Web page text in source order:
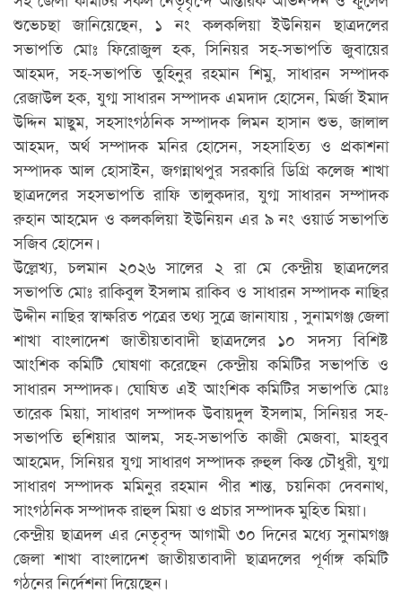
শুভেচছা জানিয়েছেন, ১ নং কলকলিয়া ইউনিয়ন ছাত্রদলের
সভাপতি মোঃ ফিরোজুল হক, সিনিয়র সহ-সভাপতি জুবায়ের
আহমদ, সহ-সভাপতি তুহিনুর রহমান শিমু, সাধারন সম্পাদক
রেজাউল হক, যুগ্ম সাধারন সম্পাদক এমদাদ হোসেন, মির্জা ইমাদ
উদ্দিন মাছুম, সহসাংগঠনিক সম্পাদক লিমন হাসান শুভ, জালাল
আহমদ, অর্থ সম্পাদক মনির হোসেন, সহসাহিত্য ও প্রকাশনা
সম্পাদক আল হোসাইন, জগন্নাথপুর সরকারি ডিগ্রি কলেজ শাখা
ছাত্রদলের সহসভাপতি রাফি তালুকদার, যুগ্ম সাধারন সম্পাদক
রুহান আহমেদ ও কলকলিয়া ইউনিয়ন এর ৯ নং ওয়ার্ড সভাপতি
সজিব হোসেন।
উল্লেখ্য, চলমান ২০২৬ সালের ২ রা মে কেন্দ্রীয় ছাত্রদলের
সভাপতি মোঃ রাকিবুল ইসলাম রাকিব ও সাধারন সম্পাদক নাছির
উদ্দীন নাছির স্বাক্ষরিত পত্রের তথ্য সুত্রে জানাযায় , সুনামগঞ্জ জেলা
শাখা বাংলাদেশ জাতীয়তাবাদী ছাত্রদলের ১০ সদস্য বিশিষ্ট
আংশিক কমিটি ঘোষণা করেছেন কেন্দ্রীয় কমিটির সভাপতি ও
সাধারন সম্পাদক। ঘোষিত এই আংশিক কমিটির সভাপতি মোঃ
তারেক মিয়া, সাধারণ সম্পাদক উবায়দুল ইসলাম, সিনিয়র সহ-
সভাপতি হুশিয়ার আলম, সহ-সভাপতি কাজী মেজবা, মাহবুব
আহমেদ, সিনিয়র যুগ্ম সাধারণ সম্পাদক রুহুল কিস্ত চৌধুরী, যুগ্ম
সাধারণ সম্পাদক মমিনুর রহমান পীর শান্ত, চয়নিকা দেবনাথ,
সাংগঠনিক সম্পাদক রাহুল মিয়া ও প্রচার সম্পাদক মুহিত মিয়া।
কেন্দ্রীয় ছাত্রদল এর নেতৃবৃন্দ আগামী ৩০ দিনের মধ্যে সুনামগঞ্জ
জেলা শাখা বাংলাদেশ জাতীয়তাবাদী ছাত্রদলের পূর্ণাঙ্গ কমিটি
গঠনের নির্দেশনা দিয়েছেন।